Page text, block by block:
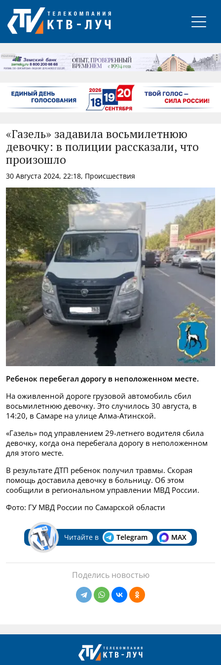
РЕКЛАМА
«Газель» задавила восьмилетнюю
девочку: в полиции рассказали, что
произошло
30 Августа 2024, 22:18, Происшествия
Ребенок перебегал дорогу в неположенном месте.
На оживленной дороге грузовой автомобиль сбил
восьмилетнюю девочку. Это случилось 30 августа, в
14:20, в Самаре на улице Алма-Атинской.
«Газель» под управлением 29-летнего водителя сбила
девочку, когда она перебегала дорогу в неположенном
для этого месте.
В результате ДТП ребенок получил травмы. Скорая
помощь доставила девочку в больницу. Об этом
сообщили в региональном управлении МВД России.
Фото: ГУ МВД России по Самарской области
Читайте в Telegram MAX
Поделись новостью